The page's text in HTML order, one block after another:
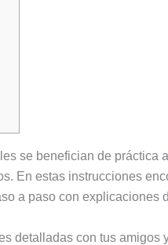
se benefician de
En estas instrucciones
a paso con
detalladas con tus